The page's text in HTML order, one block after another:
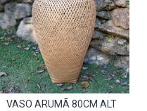
VASO ARUMÃ 80CM ALT